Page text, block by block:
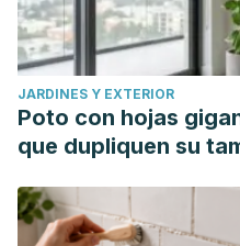
Dec 7. doi:10.1186/s12906-
Naggayi M, Mukiibi N,
aqueous extract of Carica
induced nephrotoxicity in
2015;15(2):598–605.
Campuzano-Bublitz, M.,
(2018). Efecto del
sobre la glicemia y peso
JARDINES Y EXTERIOR
Poto con hojas
que dupliquen su